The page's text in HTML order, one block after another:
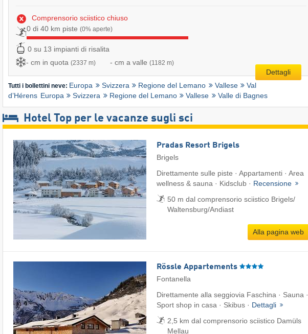
Comprensorio sciistico chiuso
0 di 40 km piste (0% aperte)
0 su 13 impianti di risalita
- cm in quota (2337 m) - cm a valle (1182 m)
Dettagli
Tutti i bollettini neve: Europa Svizzera Regione del Lemano Vallese
Val
d’Hérens Europa Svizzera Regione del Lemano Vallese Valle di Bagnes
Hotel Top per le vacanze sugli sci
Pradas Resort Brigels
Brigels
Direttamente sulle piste · Appartamenti · Area
wellness & sauna · Kidsclub · Recensione
50 m dal comprensorio sciistico Brigels/​
Waltensburg/​Andiast
Alla pagina web
Rössle Appartements
Fontanella
Direttamente alla seggiovia Faschina · Sauna ·
Sport shop in casa · Skibus · Dettagli
2,5 km dal comprensorio sciistico Damüls
Mellau